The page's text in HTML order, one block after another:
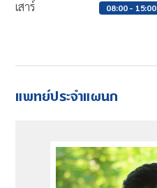
เสาร์ 08:00 - 15:00
แพทย์ประจำแผนก